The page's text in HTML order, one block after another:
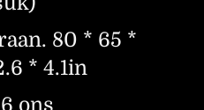
80 * 65 *
* 4.1in
ons